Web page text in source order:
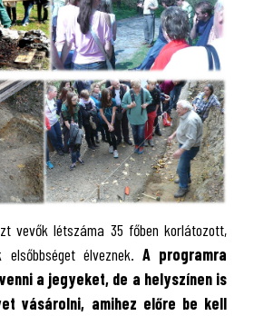
vevők létszáma 35 főben korlátozott,
élveznek. A programra
a jegyeket, de a helyszínen is
vásárolni, amihez előre be kell